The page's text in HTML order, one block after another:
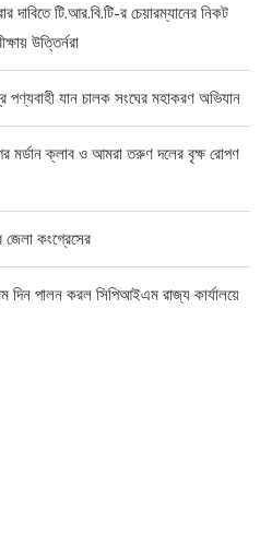
টি.আর.বি.টি-র চেয়ারম্যানের নিকট
উত্তির্নরা
পণ্যবাহী যান চালক সংঘের মহাকরণ অভিযান
মর্ডান ক্লাব ও আমরা তরুণ দলের বৃক্ষ রোপণ
জেলা কংগ্রেসের
পালন করল সিপিআইএম রাজ্য কার্যালয়ে